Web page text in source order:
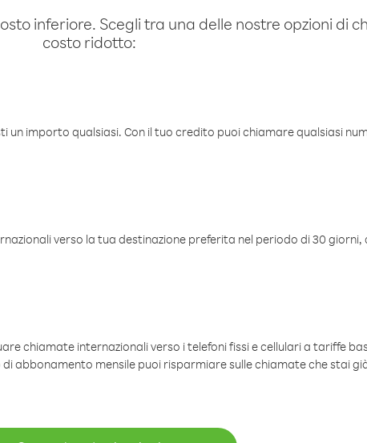
inferiore. Scegli tra una delle nostre opzioni di
costo ridotto:
importo qualsiasi. Con il tuo credito puoi chiamare qualsiasi
verso la tua destinazione preferita nel periodo di 30 giorni,
chiamate internazionali verso i telefoni fissi e cellulari a tariffe
abbonamento mensile puoi risparmiare sulle chiamate che stai